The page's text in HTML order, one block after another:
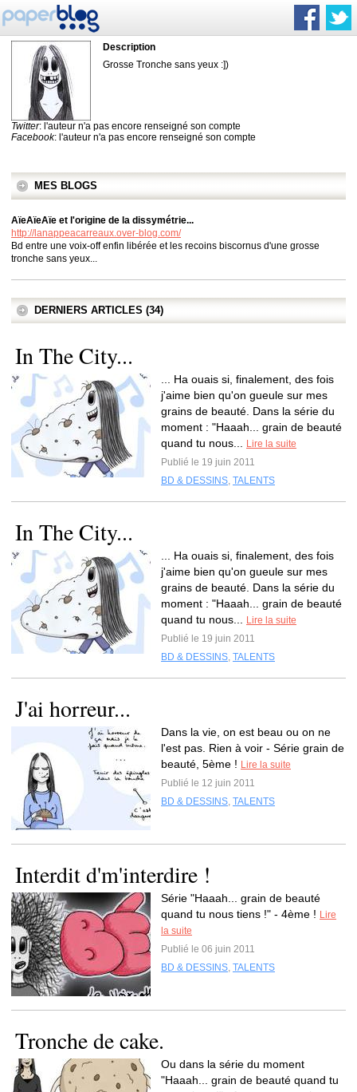
Description
Grosse Tronche sans yeux :])
Twitter: l'auteur n'a pas encore renseigné son compte
Facebook: l'auteur n'a pas encore renseigné son compte
MES BLOGS
AïeAïeAïe et l'origine de la dissymétrie...
http://lanappeacarreaux.over-blog.com/
Bd entre une voix-off enfin libérée et les recoins biscornus d'une grosse
tronche sans yeux...
DERNIERS ARTICLES (34)
In The City...
... Ha ouais si, finalement, des fois
j'aime bien qu'on gueule sur mes
grains de beauté. Dans la série du
moment : "Haaah... grain de beauté
quand tu nous...
Lire la suite
Publié le 19 juin 2011
BD & DESSINS, TALENTS
In The City...
... Ha ouais si, finalement, des fois
j'aime bien qu'on gueule sur mes
grains de beauté. Dans la série du
moment : "Haaah... grain de beauté
quand tu nous...
Lire la suite
Publié le 19 juin 2011
BD & DESSINS, TALENTS
J'ai horreur...
Dans la vie, on est beau ou on ne
l'est pas. Rien à voir - Série grain de
beauté, 5ème ! Lire la suite
Publié le 12 juin 2011
BD & DESSINS, TALENTS
Interdit d'm'interdire !
Série "Haaah... grain de beauté
quand tu nous tiens !" - 4ème ! Lire
la suite
Publié le 06 juin 2011
BD & DESSINS, TALENTS
Tronche de cake.
Ou dans la série du moment
"Haaah... grain de beauté quand tu